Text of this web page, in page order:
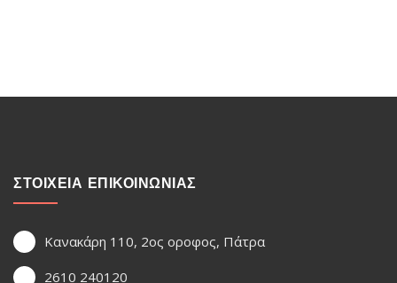
ΣΤΟΙΧΕΙΑ ΕΠΙΚΟΙΝΩΝΙΑΣ
Κανακάρη 110, 2ος οροφος, Πάτρα
2610 240120